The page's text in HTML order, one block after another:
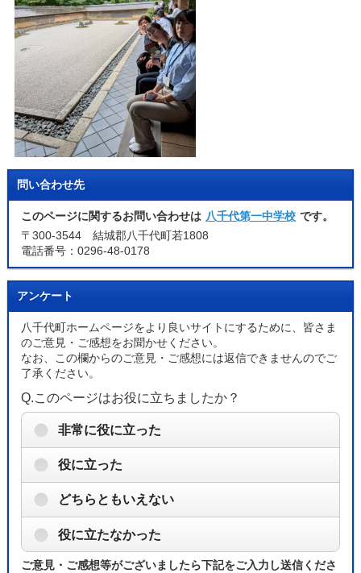
問い合わせ先
このページに関するお問い合わせは 八千代第一中学校 です。
〒300-3544 結城郡八千代町若1808
電話番号：0296-48-0178
アンケート
八千代町ホームページをより良いサイトにするために、皆さま
のご意見・ご感想をお聞かせください。
なお、この欄からのご意見・ご感想には返信できませんのでご
了承ください。
Q.このページはお役に立ちましたか？
非常に役に立った
役に立った
どちらともいえない
役に立たなかった
ご意見・ご感想等がございましたら下記をご入力し送信くださ